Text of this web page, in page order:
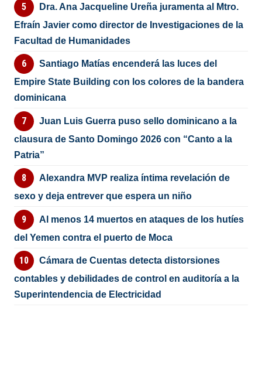
Dra. Ana Jacqueline Ureña juramenta al Mtro.
Efraín Javier como director de Investigaciones de la
Facultad de Humanidades
Santiago Matías encenderá las luces del
Empire State Building con los colores de la bandera
dominicana
Juan Luis Guerra puso sello dominicano a la
clausura de Santo Domingo 2026 con “Canto a la
Patria”
Alexandra MVP realiza íntima revelación de
sexo y deja entrever que espera un niño
Al menos 14 muertos en ataques de los hutíes
del Yemen contra el puerto de Moca
Cámara de Cuentas detecta distorsiones
contables y debilidades de control en auditoría a la
Superintendencia de Electricidad